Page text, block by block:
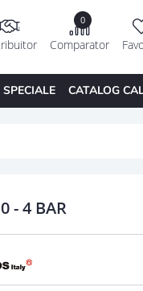
0
Comparator
CATALOG
- 4 BAR